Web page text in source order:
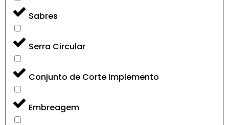
Sabres
Serra Circular
Conjunto de Corte Implemento
Embreagem